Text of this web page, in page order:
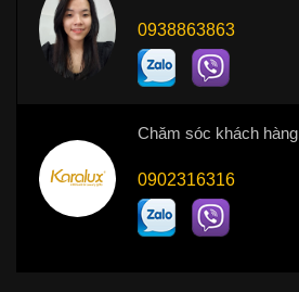
0938863863
Chăm sóc khách hàng
0902316316